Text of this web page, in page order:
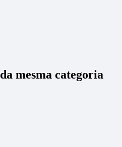
mesma categoria